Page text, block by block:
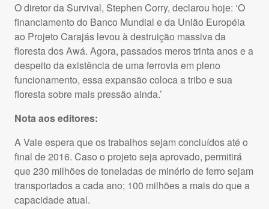
O diretor da Survival, Stephen Corry, declarou hoje: ‘O
financiamento do Banco Mundial e da União Européia
ao Projeto Carajás levou à destruição massiva da
floresta dos Awá. Agora, passados meros trinta anos e a
despeito da existência de uma ferrovia em pleno
funcionamento, essa expansão coloca a tribo e sua
floresta sobre mais pressão ainda.’
Nota aos editores:
A Vale espera que os trabalhos sejam concluídos até o
final de 2016. Caso o projeto seja aprovado, permitirá
que 230 milhões de toneladas de minério de ferro sejam
transportados a cada ano; 100 milhões a mais do que a
capacidade atual.